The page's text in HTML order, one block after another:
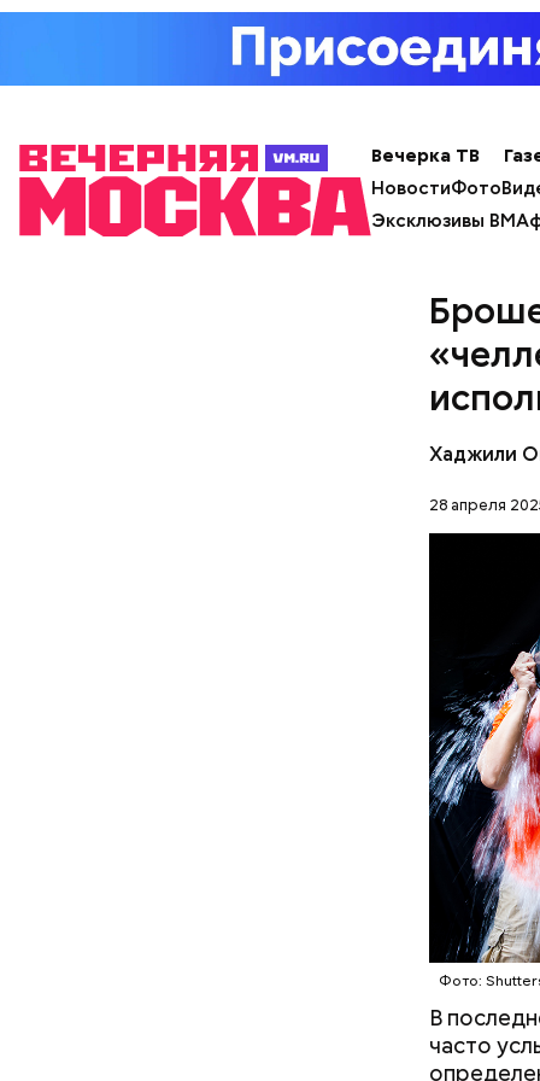
Вечерка ТВ
НовостиФото
Эксклюзивы ВМ
Хаджили
28 апреля
Фото:
В
часто
с
лишним
Салат, спагетти и блюдо по-
тайски: топ-5 рецептов из